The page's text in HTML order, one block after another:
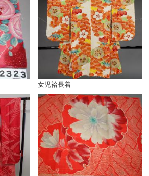
女児袷長着